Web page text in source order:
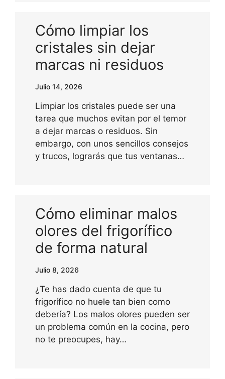
Cómo limpiar los
cristales sin dejar
marcas ni residuos
Julio 14, 2026
Limpiar los cristales puede ser una
tarea que muchos evitan por el temor
a dejar marcas o residuos. Sin
embargo, con unos sencillos consejos
y trucos, lograrás que tus ventanas…
Cómo eliminar malos
olores del frigorífico
de forma natural
Julio 8, 2026
¿Te has dado cuenta de que tu
frigorífico no huele tan bien como
debería? Los malos olores pueden ser
un problema común en la cocina, pero
no te preocupes, hay…